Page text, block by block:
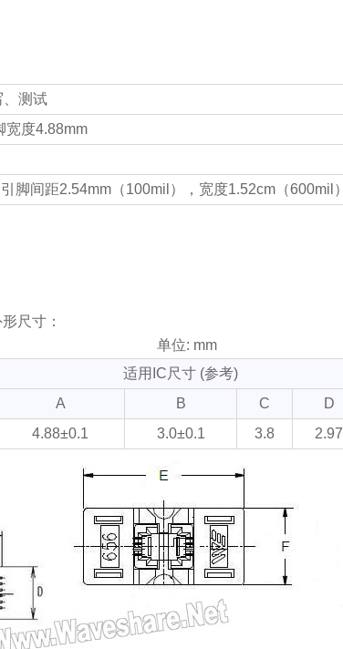
、测试
宽度4.88mm
脚间距2.54mm（100mil），宽度1.52cm（600mil）
尺寸：
单位: mm
适用IC尺寸 (参考)
A
B C D
4.88±0.1 3.0±0.1 3.8 2.97